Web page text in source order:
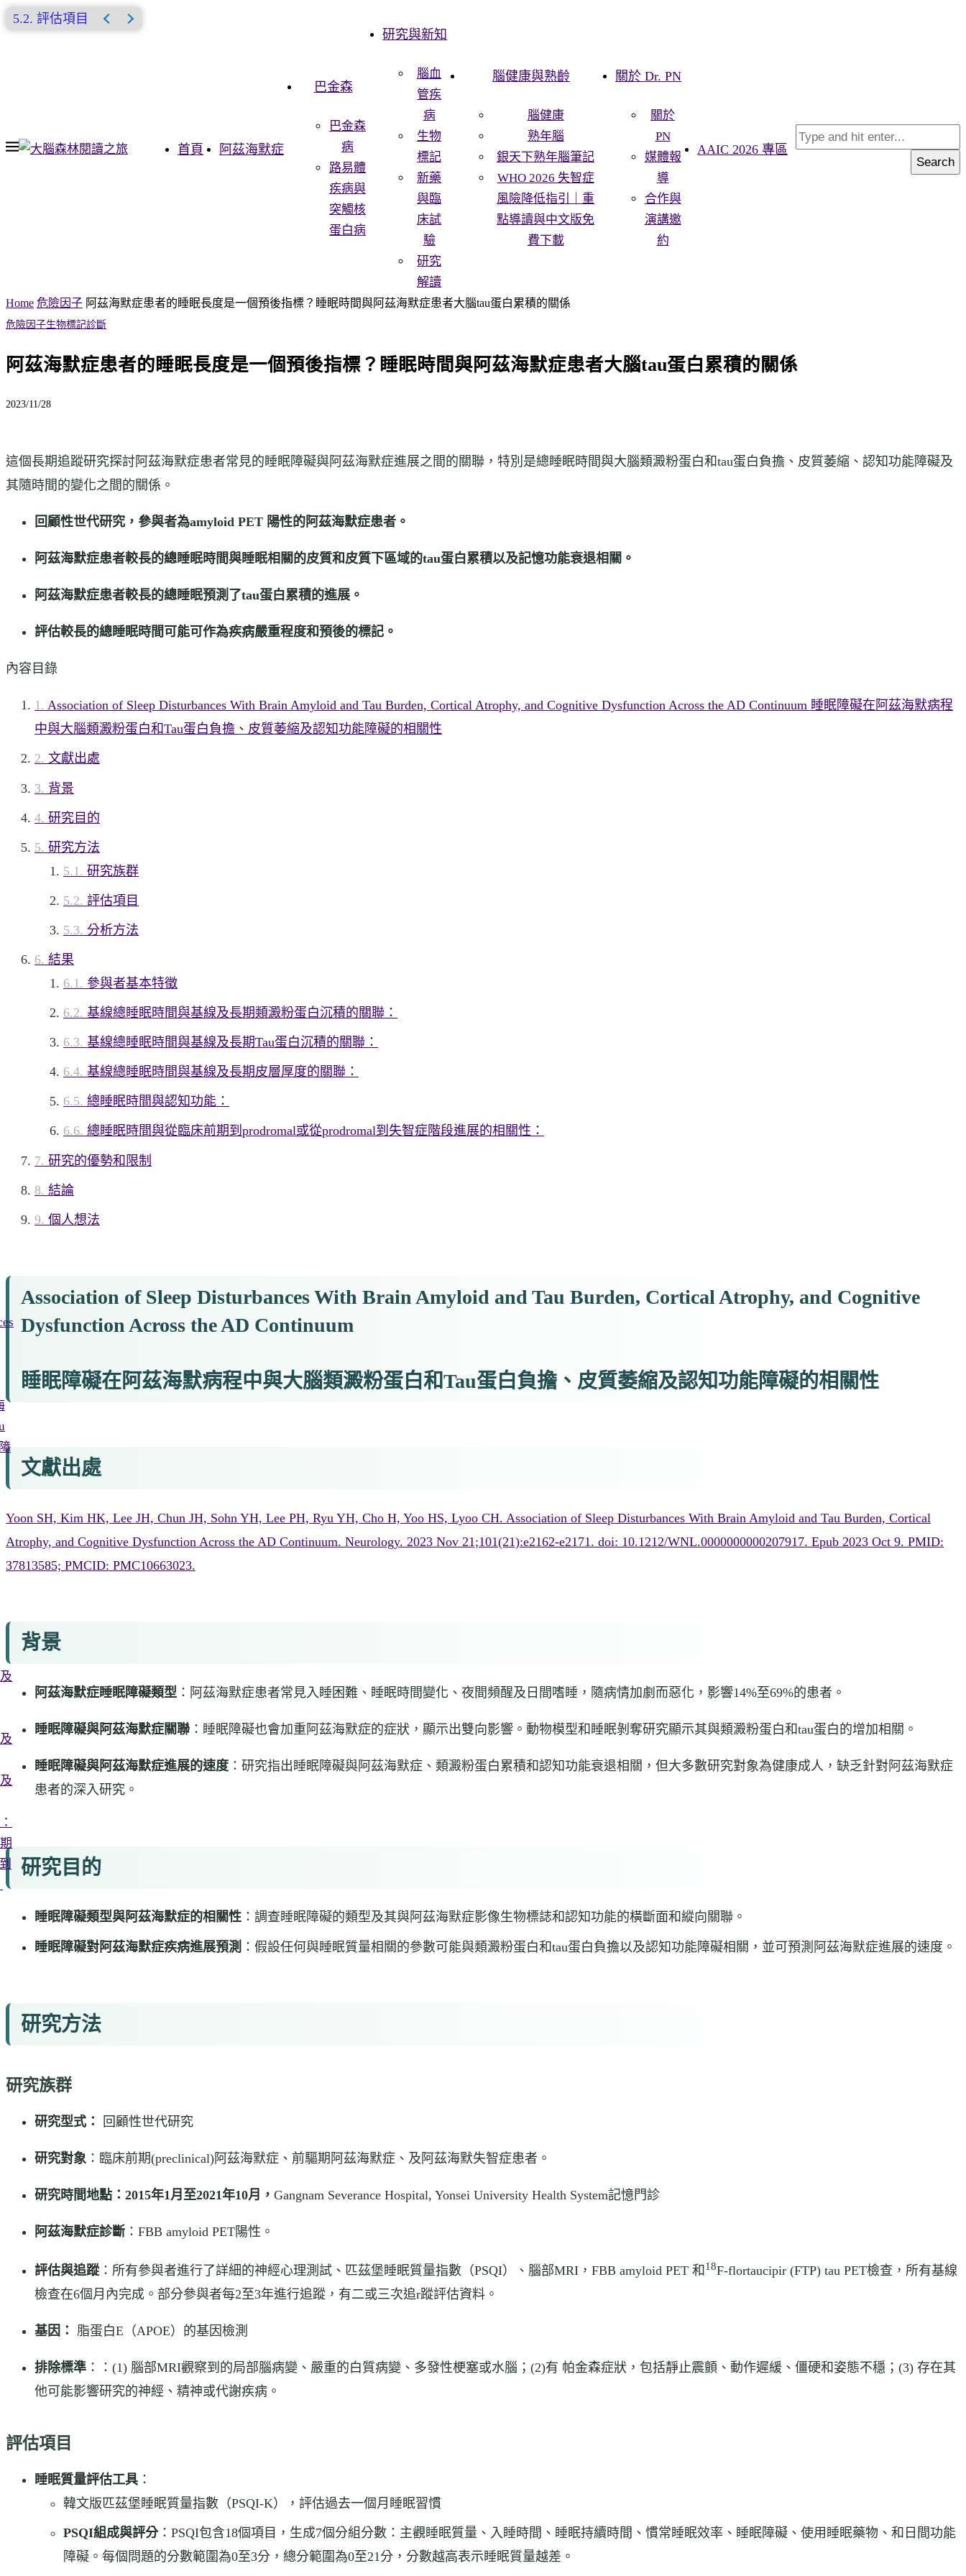
首頁 阿茲海默症
巴金森
巴金森
病
路易體
疾病與
突觸核
蛋白病
研究與新知
腦血
管疾
病
生物
標記
新藥
與臨
床試
驗
研究
解讀
腦健康與熟齡
腦健康
熟年腦
銀天下熟年腦筆記
WHO 2026 失智症
風險降低指引｜重
點導讀與中文版免
費下載
關於 Dr. PN
關於
PN
媒體報
導
合作與
演講邀
約
AAIC 2026 專區
Search
Home 危險因子 阿茲海默症患者的睡眠長度是一個預後指標？睡眠時間與阿茲海默症患者大腦tau蛋白累積的關係
危險因子生物標記診斷
阿茲海默症患者的睡眠長度是一個預後指標？睡眠時間與阿茲海默症患者大腦tau蛋白累積的關係
2023/11/28
這個長期追蹤研究探討阿茲海默症患者常見的睡眠障礙與阿茲海默症進展之間的關聯，特別是總睡眠時間與大腦類澱粉蛋白和tau蛋白負擔、皮質萎縮、認知功能障礙及
其隨時間的變化之間的關係。
回顧性世代研究，參與者為amyloid PET 陽性的阿茲海默症患者。
阿茲海默症患者較長的總睡眠時間與睡眠相關的皮質和皮質下區域的tau蛋白累積以及記憶功能衰退相關。
阿茲海默症患者較長的總睡眠預測了tau蛋白累積的進展。
評估較長的總睡眠時間可能可作為疾病嚴重程度和預後的標記。
評估項目
內容目錄
Association of Sleep Disturbances With Brain Amyloid and Tau Burden, Cortical Atrophy, and Cognitive Dysfunction Across the AD Continuum 睡眠障礙在阿茲海默病程
中與大腦類澱粉蛋白和Tau蛋白負擔、皮質萎縮及認知功能障礙的相關性
文獻出處
背景
研究目的
研究方法
研究族群
評估項目
分析方法
結果
參與者基本特徵
基線總睡眠時間與基線及長期類澱粉蛋白沉積的關聯：
基線總睡眠時間與基線及長期Tau蛋白沉積的關聯：
基線總睡眠時間與基線及長期皮層厚度的關聯：
總睡眠時間與認知功能：
總睡眠時間與從臨床前期到prodromal或從prodromal到失智症階段進展的相關性：
研究的優勢和限制
結論
個人想法
Association of Sleep Disturbances With Brain Amyloid and Tau Burden, Cortical Atrophy, and Cognitive
Dysfunction Across the AD Continuum
睡眠障礙在阿茲海默病程中與大腦類澱粉蛋白和Tau蛋白負擔、皮質萎縮及認知功能障礙的相關性
文獻出處
Yoon SH, Kim HK, Lee JH, Chun JH, Sohn YH, Lee PH, Ryu YH, Cho H, Yoo HS, Lyoo CH. Association of Sleep Disturbances With Brain Amyloid and Tau Burden, Cortical
Atrophy, and Cognitive Dysfunction Across the AD Continuum. Neurology. 2023 Nov 21;101(21):e2162-e2171. doi: 10.1212/WNL.0000000000207917. Epub 2023 Oct 9. PMID:
37813585; PMCID: PMC10663023.
背景
阿茲海默症睡眠障礙類型 ：阿茲海默症患者常見入睡困難、睡眠時間變化、夜間頻醒及日間嗜睡，隨病情加劇而惡化，影響14%至69%的患者。
睡眠障礙與阿茲海默症關聯 ：睡眠障礙也會加重阿茲海默症的症狀，顯示出雙向影響。動物模型和睡眠剝奪研究顯示其與類澱粉蛋白和tau蛋白的增加相關。
睡眠障礙與阿茲海默症進展的速度 ：研究指出睡眠障礙與阿茲海默症、類澱粉蛋白累積和認知功能衰退相關，但大多數研究對象為健康成人，缺乏針對阿茲海默症
患者的深入研究。
研究目的
睡眠障礙類型與阿茲海默症的相關性 ：調查睡眠障礙的類型及其與阿茲海默症影像生物標誌和認知功能的橫斷面和縱向關聯。
睡眠障礙對阿茲海默症疾病進展預測 ：假設任何與睡眠質量相關的參數可能與類澱粉蛋白和tau蛋白負擔以及認知功能障礙相關，並可預測阿茲海默症進展的速度。
研究方法
研究族群
研究型式： 回顧性世代研究
研究對象 ：臨床前期(preclinical)阿茲海默症、前驅期阿茲海默症、及阿茲海默失智症患者。
研究時間地點：2015年1月至2021年10月， Gangnam Severance Hospital, Yonsei University Health System記憶門診
阿茲海默症診斷 ：FBB amyloid PET陽性。
評估與追蹤：所有參與者進行了詳細的神經心理測試、匹茲堡睡眠質量指數（PSQI）、腦部MRI，FBB amyloid PET 和 18F-flortaucipir (FTP) tau PET檢查，所有基線
檢查在6個月內完成。部分參與者每2至3年進行追蹤，有二或三次追r蹤評估資料。
基因： 脂蛋白E（APOE）的基因檢測
排除標準 ：：(1) 腦部MRI觀察到的局部腦病變、嚴重的白質病變、多發性梗塞或水腦；(2)有 帕金森症狀，包括靜止震顫、動作遲緩、僵硬和姿態不穩；(3) 存在其
他可能影響研究的神經、精神或代謝疾病。
評估項目
睡眠質量評估工具 ：
韓文版匹茲堡睡眠質量指數（PSQI-K），評估過去一個月睡眠習慣
PSQI組成與評分：PSQI包含18個項目，生成7個分組分數：主觀睡眠質量、入睡時間、睡眠持續時間、慣常睡眠效率、睡眠障礙、使用睡眠藥物、和日間功能
障礙。每個問題的分數範圍為0至3分，總分範圍為0至21分，分數越高表示睡眠質量越差。